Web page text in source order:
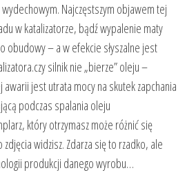
wydechowym. Najczęstszym objawem tej
w katalizatorze, bądź wypalenie maty
obudowy – a w efekcie słyszalne jest
silnik nie „bierze” oleju –
jest utrata mocy na skutek zapchania
podczas spalania oleju
który otrzymasz może różnić się
widzisz. Zdarza się to rzadko, ale
produkcji danego wyrobu…